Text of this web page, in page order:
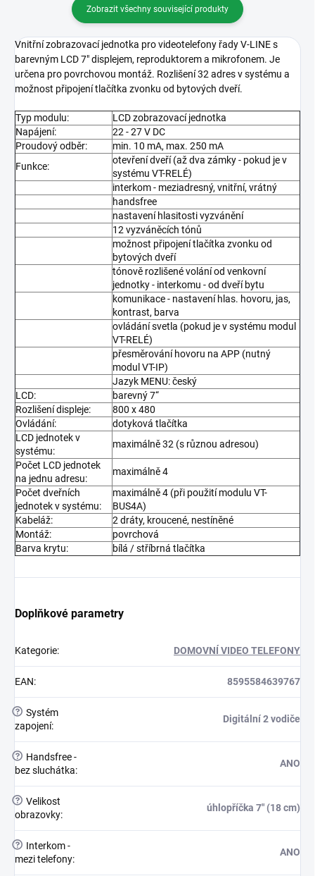
Zobrazit všechny související produkty
Vnitřní zobrazovací jednotka pro videotelefony řady V-LINE s
barevným LCD 7" displejem, reproduktorem a mikrofonem. Je
určena pro povrchovou montáž. Rozlišení 32 adres v systému a
možnost připojení tlačítka zvonku od bytových dveří.
Typ modulu:
LCD zobrazovací jednotka
Napájení:
22 - 27 V DC
Proudový odběr:
min. 10 mA, max. 250 mA
Funkce:
otevření dveří (až dva zámky - pokud je v
systému VT-RELÉ)
interkom - meziadresný, vnitřní, vrátný
handsfree
nastavení hlasitosti vyzvánění
12 vyzváněcích tónů
možnost připojení tlačítka zvonku od
bytových dveří
tónově rozlišené volání od venkovní
jednotky - interkomu - od dveří bytu
komunikace - nastavení hlas. hovoru, jas,
kontrast, barva
ovládání svetla (pokud je v systému modul
VT-RELÉ)
přesměrování hovoru na APP (nutný
modul VT-IP)
Jazyk MENU: český
LCD:
barevný 7“
Rozlišení displeje:
800 x 480
Ovládání:
dotyková tlačítka
LCD jednotek v
systému:
maximálně 32 (s různou adresou)
Počet LCD jednotek
na jednu adresu:
maximálně 4
Počet dveřních
jednotek v systému:
maximálně 4 (při použití modulu VT-
BUS4A)
Kabeláž:
2 dráty, kroucené, nestíněné
Montáž:
povrchová
Barva krytu:
bílá / stříbrná tlačítka
Doplňkové parametry
Kategorie: DOMOVNÍ VIDEO TELEFONY
EAN: 8595584639767
? Systém
zapojení:
Digitální 2 vodiče
?
Handsfree -
bez sluchátka:
ANO
? Velikost
obrazovky:
úhlopříčka 7" (18 cm)
?
Interkom -
mezi telefony:
ANO